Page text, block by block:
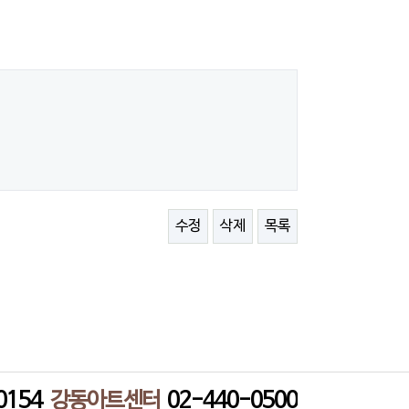
수정 삭제 목록
강동아트센터 02-440-0500